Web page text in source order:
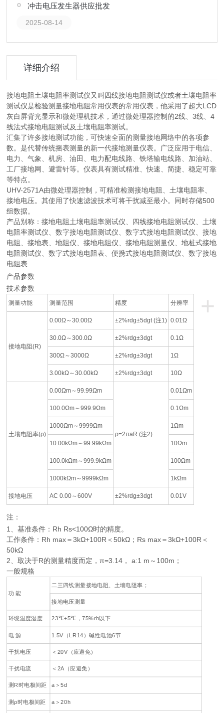
冲击电压发生器供应批发
2025-08-14
详细介绍
接地电阻土壤电阻率测试仪又叫四线接地电阻测试仪或者土壤电阻率
测试仪是检验测量接地电阻常用仪表的常用仪表，他采用了超大LCD
灰白屏背光显示和微处理机技术，通过微处理器控制的2线、3线、4
线法式接地电阻测试及土壤电阻率测试。
汇集了许多接地测试功能，可快速全面的测量接地网络中的各项参
数。是代替传统摇表测量的新一代接地测量仪表。广泛应用于电信、
电力、气象、机房、油田、电力配电线路、铁塔输电线路、加油站、
工厂接地网、避雷针等。仪表具有测试精准、快速、简捷、稳定可靠
等特点。
UHV-2571A由微处理器控制，可精准检测接地电阻、土壤电阻率、
接地电压。其使用了快速滤波技术可将干扰减至最小。同时存储500
组数据。
产品别称：接地电阻土壤电阻率测试仪、四线接地电阻测试仪、土壤
电阻率测试仪、数字接地电阻测试仪、数字式接地电阻测试仪、接地
电阻、接地表、地阻仪、接地电阻仪、接地电阻测量仪、地桩式接地
电阻测试仪、数字式接地电阻表、便携式接地电阻测试仪、数字接地
电阻表
产品参数
技术参数
+
测量功能 测量范围 精度 分辨率
接地电阻(R)
0.00Ω～30.00Ω ±2%rdg±5dgt (注1) 0.01Ω
30.0Ω～300.0Ω ±2%rdg±3dgt 0.1Ω
300Ω～3000Ω ±2%rdg±3dgt 1Ω
3.00kΩ～30.00kΩ ±2%rdg±3dgt 10Ω
土壤电阻率(ρ)
0.00Ωm～99.99Ωm
ρ=2πaR (注2)
0.01Ωm
100.0Ωm～999.9Ωm 0.1Ωm
1000Ωm～9999Ωm 1Ωm
10.00kΩm～99.99kΩm 10Ωm
100.0kΩm～999.9kΩm 100Ωm
1000kΩm～9999kΩm 1kΩm
接地电压 AC 0.00～600V ±2%rdg±3dgt 0.01V
注：
1、基准条件：Rh Rs<100Ω时的精度。
工作条件：Rh max＝3kΩ+100R＜50kΩ；Rs max＝3kΩ+100R＜
50kΩ
2、取决于R的测量精度而定，π=3.14， a:1 m～100m；
一般规格
功 能
二三四线测量接地电阻、土壤电阻率；
接地电压测量
环境温度湿度 23℃±5℃，75%rh以下
电 源 1.5V（LR14）碱性电池6节
干扰电压 ＜20V（应避免）
干扰电流 ＜2A（应避免）
测R时电极间距 a＞5d
测ρ时电极间距 a＞20h